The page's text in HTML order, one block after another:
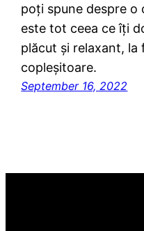
poți spune despre o
este tot ceea ce îți
plăcut și relaxant, la
copleșitoare.
September 16, 2022